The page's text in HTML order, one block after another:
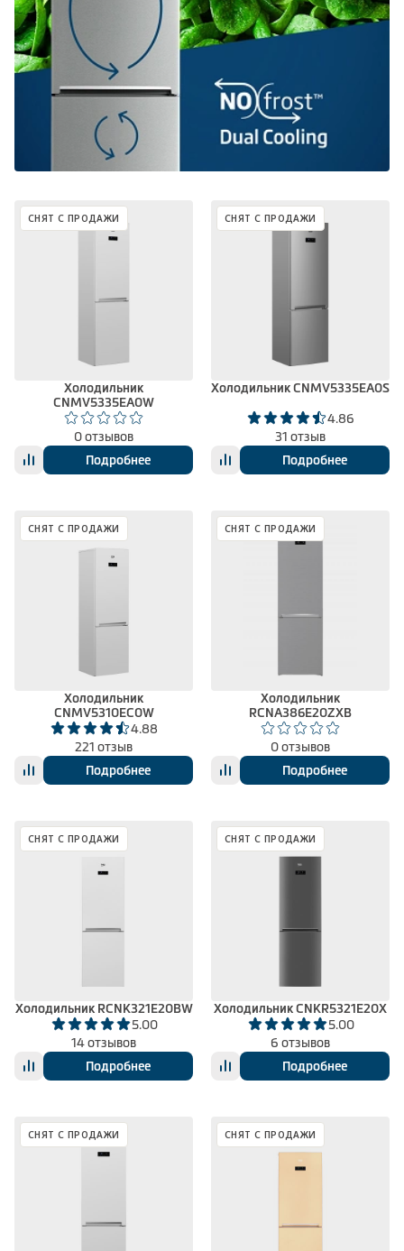
СНЯТ С ПРОДАЖИ
Холодильник
CNMV5335EA0W
0 отзывов
Подробнее
СНЯТ С ПРОДАЖИ
Холодильник CNMV5335EA0S
4.86
31 отзыв
Подробнее
СНЯТ С ПРОДАЖИ
Холодильник
CNMV5310EC0W
4.88
221 отзыв
Подробнее
СНЯТ С ПРОДАЖИ
Холодильник
RCNA386E20ZXB
0 отзывов
Подробнее
СНЯТ С ПРОДАЖИ
Холодильник RCNK321E20BW
5.00
14 отзывов
Подробнее
СНЯТ С ПРОДАЖИ
Холодильник CNKR5321E20X
5.00
6 отзывов
Подробнее
СНЯТ С ПРОДАЖИ СНЯТ С ПРОДАЖИ